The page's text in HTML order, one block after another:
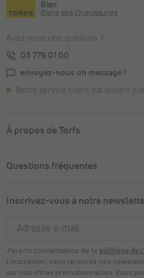
Bien
dans ses chaussures
Avez-vous une question ?
03 776 01 00
envoyez-nous un message !
Notre service client est ouvert
À propos de Torfs
Questions fréquentes
Inscrivez-vous à notre
J’ai pris connaissance de la politique de
l’inscription, vous recevrez nos
sur nos offres promotionnelles. Vous